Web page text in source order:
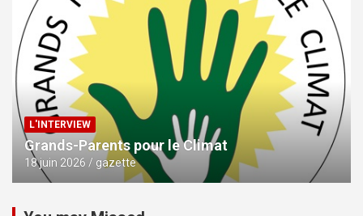
L'INTERVIEW
Grands-Parents pour le Climat
18 juin 2026 gazette